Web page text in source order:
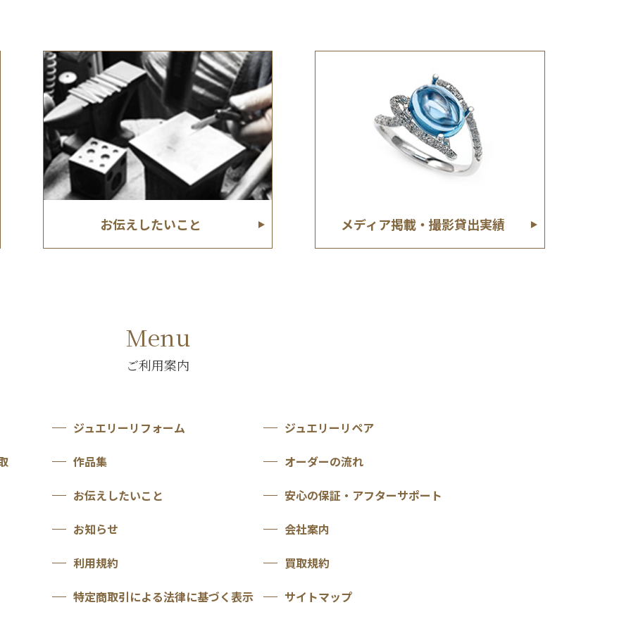
お伝えしたいこと メディア掲載・撮影貸出実績
Menu
ご利用案内
ジュエリーリフォーム
ジュエリーリペア
作品集
オーダーの流れ
お伝えしたいこと
安心の保証・アフターサポート
お知らせ
会社案内
利用規約
買取規約
特定商取引による法律に基づく表示
サイトマップ